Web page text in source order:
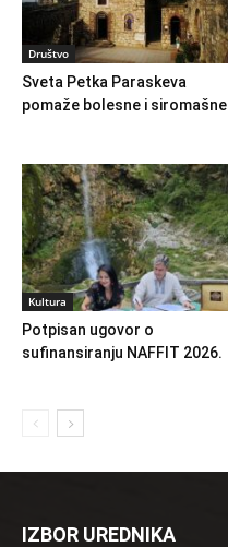
Društvo
Sveta Petka Paraskeva
pomaže bolesne i siromašne
Kultura
Potpisan ugovor o
sufinansiranju NAFFIT 2026.
IZBOR UREDNIKA